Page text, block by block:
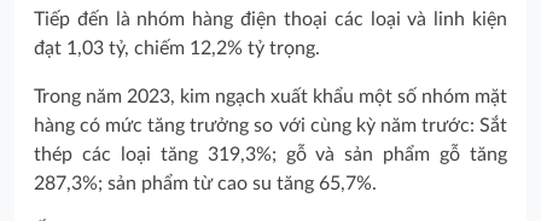
Tiếp đến là nhóm hàng điện thoại các loại và linh kiện
đạt 1,03 tỷ, chiếm 12,2% tỷ trọng.
Trong năm 2023, kim ngạch xuất khẩu một số nhóm mặt
hàng có mức tăng trưởng so với cùng kỳ năm trước: Sắt
thép các loại tăng 319,3%; gỗ và sản phẩm gỗ tăng
287,3%; sản phẩm từ cao su tăng 65,7%.